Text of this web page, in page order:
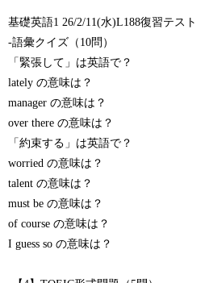
基礎英語1 26/2/11(水)L188復習テスト
-語彙クイズ（10問）
「緊張して」は英語で？
lately の意味は？
manager の意味は？
over there の意味は？
「約束する」は英語で？
worried の意味は？
talent の意味は？
must be の意味は？
of course の意味は？
I guess so の意味は？